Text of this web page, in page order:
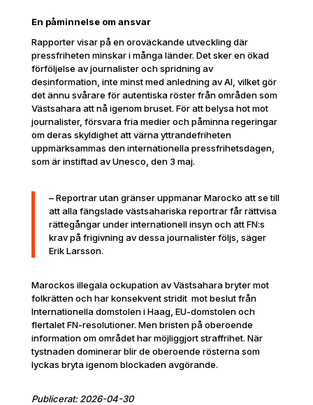
En påminnelse om ansvar
Rapporter visar på en oroväckande utveckling där
pressfriheten minskar i många länder. Det sker en ökad
förföljelse av journalister och spridning av
desinformation, inte minst med anledning av AI, vilket gör
det ännu svårare för autentiska röster från områden som
Västsahara att nå igenom bruset. För att belysa hot mot
journalister, försvara fria medier och påminna regeringar
om deras skyldighet att värna yttrandefriheten
uppmärksammas den internationella pressfrihetsdagen,
som är instiftad av Unesco, den 3 maj.
– Reportrar utan gränser uppmanar Marocko att se till
att alla fängslade västsahariska reportrar får rättvisa
rättegångar under internationell insyn och att FN:s
krav på frigivning av dessa journalister följs, säger
Erik Larsson.
Marockos illegala ockupation av Västsahara bryter mot
folkrätten och har konsekvent stridit mot beslut från
Internationella domstolen i Haag, EU-domstolen och
flertalet FN-resolutioner. Men bristen på oberoende
information om området har möjliggjort straffrihet. När
tystnaden dominerar blir de oberoende rösterna som
lyckas bryta igenom blockaden avgörande.
Publicerat: 2026-04-30